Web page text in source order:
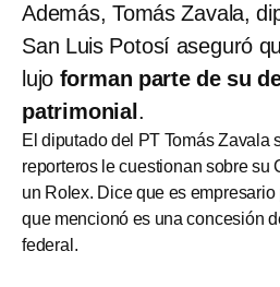
Además, Tomás Zavala,
San Luis Potosí aseguró
lujo forman parte de su
patrimonial .
El diputado del PT Tomás Zavala
reporteros le cuestionan sobre su
un Rolex. Dice que es
que mencionó es una concesión
federal.